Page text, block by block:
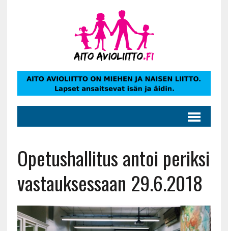
Opetushallitus antoi periksi
vastauksessaan 29.6.2018